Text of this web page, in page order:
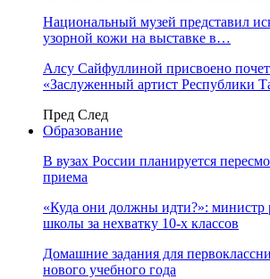
Национальный музей представил
узорной кожи на выставке в…
Алсу Сайфуллиной присвоено
«Заслуженный артист Республики
Пред След
Образование
В вузах России планируется
приема
«Куда они должны идти?»: министр
школы за нехватку 10-х классов
Домашние задания для
нового учебного года